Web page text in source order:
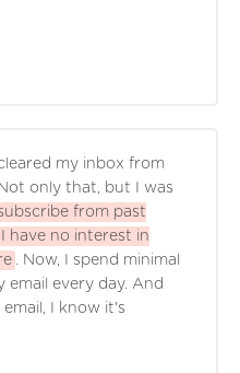
my inbox from
only that, but I was
from past
have no interest in
. Now, I spend minimal
email every day. And
I know it's